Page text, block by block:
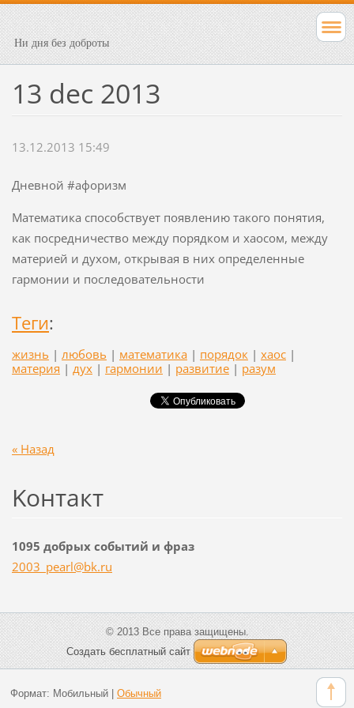
Ни дня без доброты
13 dec 2013
13.12.2013 15:49
Дневной #афоризм
Математика способствует появлению такого понятия,
как посредничество между порядком и хаосом, между
материей и духом, открывая в них определенные
гармонии и последовательности
Теги:
жизнь | любовь | математика | порядок | хаос |
материя | дух | гармонии | развитие | разум
« Назад
Koнтакт
1095 добрых событий и фраз
2003_pearl@bk.ru
© 2013 Все права защищены.
Создать бесплатный сайт
Формат: Мобильный| Обычный